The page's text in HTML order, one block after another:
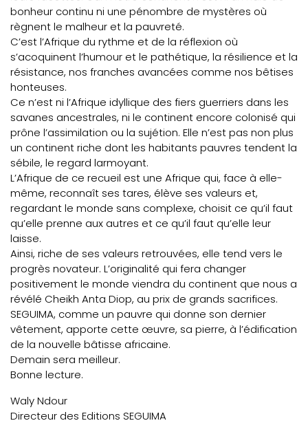
bonheur continu ni une pénombre de mystères où
règnent le malheur et la pauvreté.
C’est l’Afrique du rythme et de la réflexion où
s’acoquinent l’humour et le pathétique, la résilience et la
résistance, nos franches avancées comme nos bêtises
honteuses.
Ce n’est ni l’Afrique idyllique des fiers guerriers dans les
savanes ancestrales, ni le continent encore colonisé qui
prône l’assimilation ou la sujétion. Elle n’est pas non plus
un continent riche dont les habitants pauvres tendent la
sébile, le regard larmoyant.
L’Afrique de ce recueil est une Afrique qui, face à elle-
même, reconnaît ses tares, élève ses valeurs et,
regardant le monde sans complexe, choisit ce qu’il faut
qu’elle prenne aux autres et ce qu’il faut qu’elle leur
laisse.
Ainsi, riche de ses valeurs retrouvées, elle tend vers le
progrès novateur. L’originalité qui fera changer
positivement le monde viendra du continent que nous a
révélé Cheikh Anta Diop, au prix de grands sacrifices.
SEGUIMA, comme un pauvre qui donne son dernier
vêtement, apporte cette œuvre, sa pierre, à l’édification
de la nouvelle bâtisse africaine.
Demain sera meilleur.
Bonne lecture.
Waly Ndour
Directeur des Editions SEGUIMA